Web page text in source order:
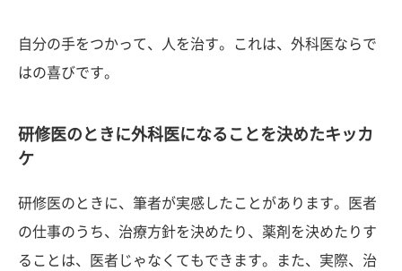
自分の手をつかって、人を治す。これは、外科医ならで
はの喜びです。
研修医のときに外科医になることを決めたキッカ
ケ
研修医のときに、筆者が実感したことがあります。医者
の仕事のうち、治療方針を決めたり、薬剤を決めたりす
ることは、医者じゃなくてもできます。また、実際、治